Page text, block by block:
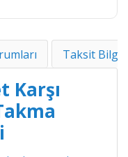
Taksit
Karşı